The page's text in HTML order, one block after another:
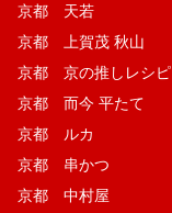
京都 天若
京都 上賀茂 秋山
京都 京の推しレシピ
京都 而今 平たて
京都 ルカ
京都 串かつ
京都 中村屋